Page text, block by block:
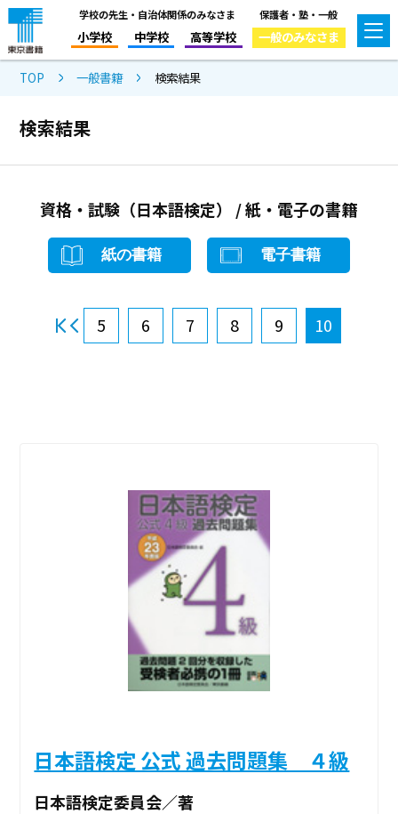
学校の先生・自治体関係のみなさま
小学校 中学校 高等学校
保護者・塾・一般
一般のみなさま
TOP 一般書籍 検索結果
検索結果
資格・試験（日本語検定） / 紙・電子の書籍
紙の書籍 電子書籍
5 6 7 8 9 10
日本語検定 公式 過去問題集 ４級
日本語検定委員会／著